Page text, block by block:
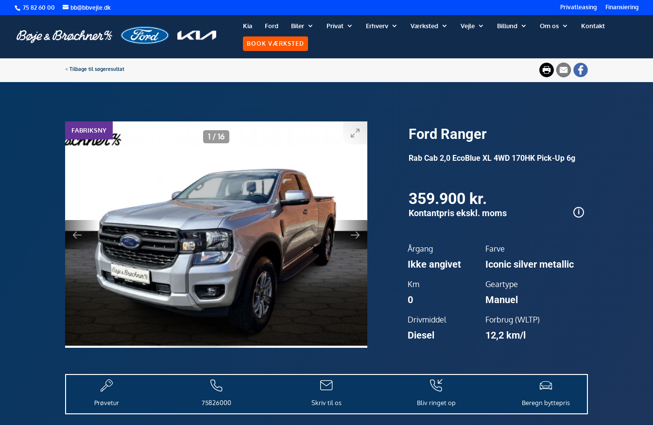
75 82 60 00 bb@bbvejle.dk Privatleasing Finansiering
Kia Ford Biler Privat Erhverv Værksted Vejle Billund Om os Kontakt
BOOK VÆRKSTED
<Tilbage til søgeresultat
FABRIKSNY
1 /16 Ford Ranger
Rab Cab 2,0 EcoBlue XL 4WD 170HK Pick-Up 6g
359.900 kr.
Kontantpris ekskl. moms
Årgang
Ikke angivet
Farve
Iconic silver metallic
Km
0
Geartype
Manuel
Drivmiddel
Diesel
Forbrug (WLTP)
12,2 km/l
Prøvetur 75826000 Skriv til os Bliv ringet op Beregn byttepris